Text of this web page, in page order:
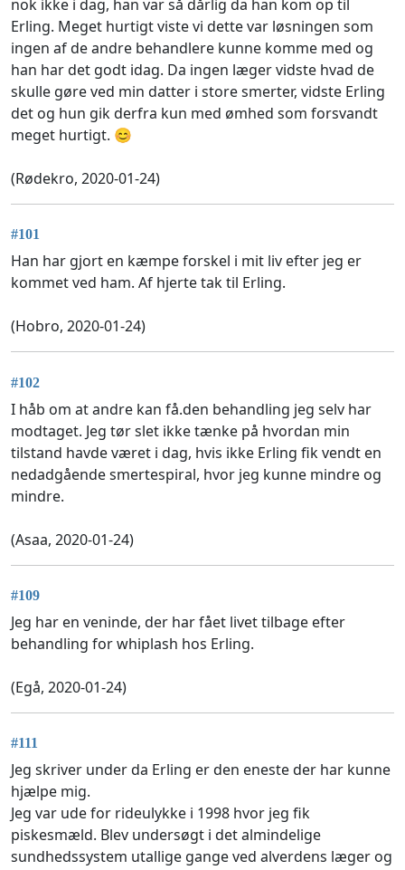
nok ikke i dag, han var så dårlig da han kom op til
Erling. Meget hurtigt viste vi dette var løsningen som
ingen af de andre behandlere kunne komme med og
han har det godt idag. Da ingen læger vidste hvad de
skulle gøre ved min datter i store smerter, vidste Erling
det og hun gik derfra kun med ømhed som forsvandt
meget hurtigt. 😊
(Rødekro, 2020-01-24)
#101
Han har gjort en kæmpe forskel i mit liv efter jeg er
kommet ved ham. Af hjerte tak til Erling.
(Hobro, 2020-01-24)
#102
I håb om at andre kan få.den behandling jeg selv har
modtaget. Jeg tør slet ikke tænke på hvordan min
tilstand havde været i dag, hvis ikke Erling fik vendt en
nedadgående smertespiral, hvor jeg kunne mindre og
mindre.
(Asaa, 2020-01-24)
#109
Jeg har en veninde, der har fået livet tilbage efter
behandling for whiplash hos Erling.
(Egå, 2020-01-24)
#111
Jeg skriver under da Erling er den eneste der har kunne
hjælpe mig.
Jeg var ude for rideulykke i 1998 hvor jeg fik
piskesmæld. Blev undersøgt i det almindelige
sundhedssystem utallige gange ved alverdens læger og